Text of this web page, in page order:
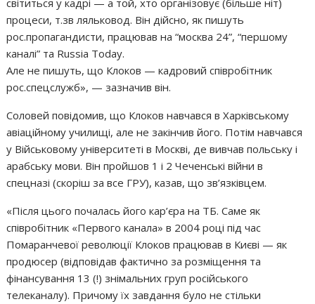
світиться у кадрі — а той, хто організовує (більше ніт)
процеси, т.зв ляльковод. Він дійсно, як пишуть
рос.пропагандисти, працював на “москва 24”, “першому
каналі” та Russia Today.
Але не пишуть, що Клоков — кадровий співробітник
рос.спецслужб», — зазначив він.
Соловей повідомив, що Клоков навчався в Харківському
авіаційному училищі, але не закінчив його. Потім навчався
у Військовому університеті в Москві, де вивчав польську і
арабську мови. Він пройшов 1 і 2 Чеченські війни в
спецназі (скоріш за все ГРУ), казав, що зв’язківцем.
«Після цього почалась його кар’єра на ТБ. Саме як
співробітник «Первого канала» в 2004 році під час
Помаранчевої революції Клоков працював в Києві — як
продюсер (відповідав фактично за розміщення та
фінансування 13 (!) знімальних груп російського
телеканалу). Причому їх завдання було не стільки